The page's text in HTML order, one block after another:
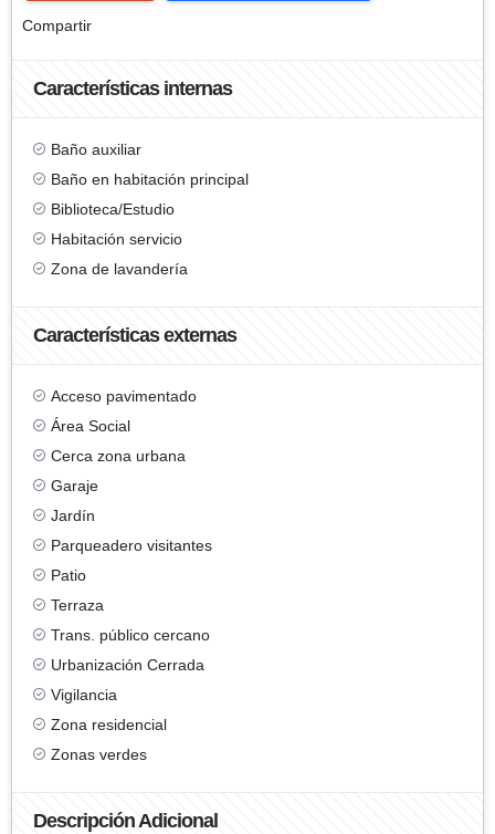
Compartir
Características internas
Baño auxiliar
Baño en habitación principal
Biblioteca/Estudio
Habitación servicio
Zona de lavandería
Características externas
Acceso pavimentado
Área Social
Cerca zona urbana
Garaje
Jardín
Parqueadero visitantes
Patio
Terraza
Trans. público cercano
Urbanización Cerrada
Vigilancia
Zona residencial
Zonas verdes
Descripción Adicional